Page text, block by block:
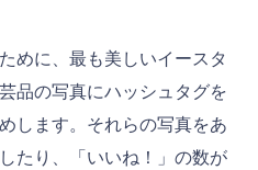
めに、最も美しいイースタ
品の写真にハッシュタグを
します。それらの写真をあ
たり、「いいね！」の数が